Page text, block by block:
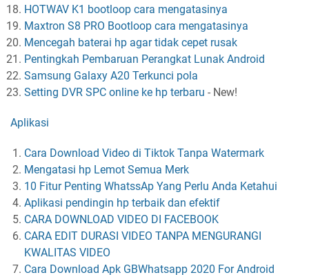
HOTWAV K1 bootloop cara mengatasinya
Maxtron S8 PRO Bootloop cara mengatasinya
Mencegah baterai hp agar tidak cepet rusak
Pentingkah Pembaruan Perangkat Lunak Android
Samsung Galaxy A20 Terkunci pola
Setting DVR SPC online ke hp terbaru - New!
Aplikasi
Cara Download Video di Tiktok Tanpa Watermark
Mengatasi hp Lemot Semua Merk
10 Fitur Penting WhatssAp Yang Perlu Anda Ketahui
Aplikasi pendingin hp terbaik dan efektif
CARA DOWNLOAD VIDEO DI FACEBOOK
CARA EDIT DURASI VIDEO TANPA MENGURANGI
KWALITAS VIDEO
Cara Download Apk GBWhatsapp 2020 For Android